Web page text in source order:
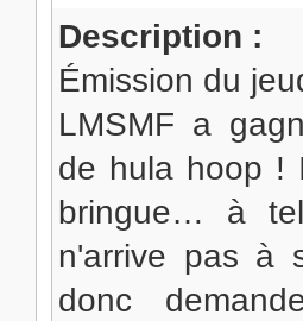
Description :
Émission du
LMSMF a
de hula hoop !
bringue… à
n'arrive pas à
donc